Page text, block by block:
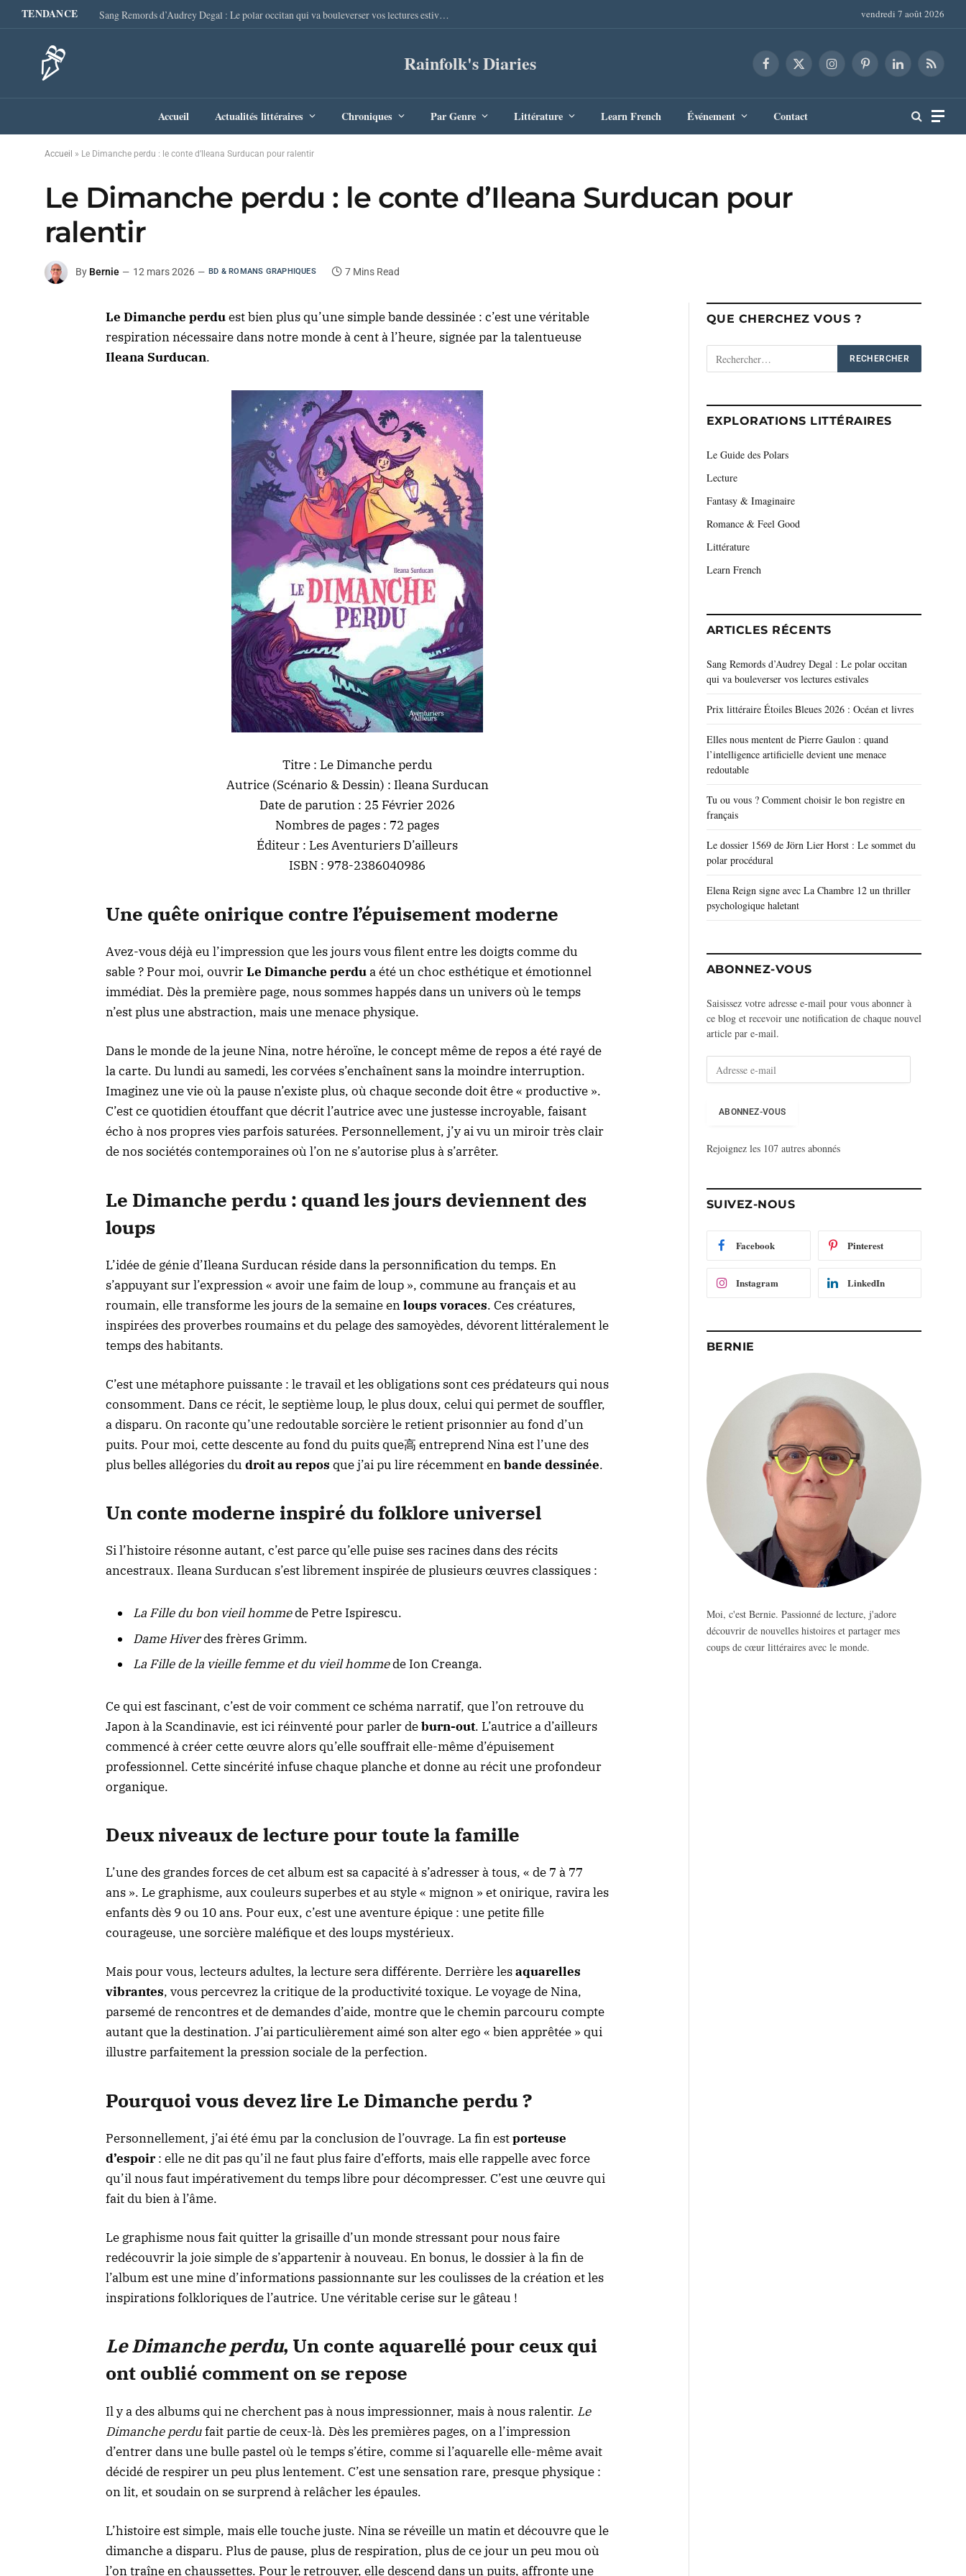
TENDANCE Sang Remords d’Audrey Degal : Le polar occitan qui va bouleverser vos lectures estivales vendredi 7 août 2026
Rainfolk's Diaries Facebook
X
InstagramPinterestLinkedInRSS
Accueil Actualités littéraires Chroniques Par Genre Littérature Learn French Événement Contact
Accueil » Le Dimanche perdu : le conte d’Ileana Surducan pour ralentir
Le Dimanche perdu : le conte d’Ileana Surducan pour
ralentir
By Bernie 12 mars 2026 BD & ROMANS GRAPHIQUES 7 Mins Read
Le Dimanche perduest bien plus qu’une simple bande dessinée : c’est une véritable
respiration nécessaire dans notre monde à cent à l’heure, signée par la talentueuse
Ileana Surducan.
Titre : Le Dimanche perdu
Autrice (Scénario & Dessin) : Ileana Surducan
Date de parution : 25 Février 2026
Nombres de pages : 72 pages
Éditeur : Les Aventuriers D’ailleurs
ISBN : 978-2386040986
Une quête onirique contre l’épuisement moderne
Avez-vous déjà eu l’impression que les jours vous filent entre les doigts comme du
sable ? Pour moi, ouvrirLe Dimanche perdua été un choc esthétique et émotionnel
immédiat. Dès la première page, nous sommes happés dans un univers où le temps
n’est plus une abstraction, mais une menace physique.
Dans le monde de la jeune Nina, notre héroïne, le concept même de repos a été rayé de
la carte. Du lundi au samedi, les corvées s’enchaînent sans la moindre interruption.
Imaginez une vie où la pause n’existe plus, où chaque seconde doit être « productive ».
C’est ce quotidien étouffant que décrit l’autrice avec une justesse incroyable, faisant
écho à nos propres vies parfois saturées. Personnellement, j’y ai vu un miroir très clair
de nos sociétés contemporaines où l’on ne s’autorise plus à s’arrêter.
Le Dimanche perdu : quand les jours deviennent des
loups
L’idée de génie d’Ileana Surducan réside dans la personnification du temps. En
s’appuyant sur l’expression « avoir une faim de loup », commune au français et au
roumain, elle transforme les jours de la semaine enloups voraces. Ces créatures,
inspirées des proverbes roumains et du pelage des samoyèdes, dévorent littéralement le
temps des habitants.
C’est une métaphore puissante : le travail et les obligations sont ces prédateurs qui nous
consomment. Dans ce récit, le septième loup, le plus doux, celui qui permet de souffler,
a disparu. On raconte qu’une redoutable sorcière le retient prisonnier au fond d’un
puits. Pour moi, cette descente au fond du puits que高 entreprend Nina est l’une des
plus belles allégories du droit au repos que j’ai pu lire récemment enbande dessinée.
Un conte moderne inspiré du folklore universel
Si l’histoire résonne autant, c’est parce qu’elle puise ses racines dans des récits
ancestraux. Ileana Surducan s’est librement inspirée de plusieurs œuvres classiques :
La Fille du bon vieil hommede Petre Ispirescu.
Dame Hiverdes frères Grimm.
La Fille de la vieille femme et du vieil hommede Ion Creanga.
Ce qui est fascinant, c’est de voir comment ce schéma narratif, que l’on retrouve du
Japon à la Scandinavie, est ici réinventé pour parler deburn-out. L’autrice a d’ailleurs
commencé à créer cette œuvre alors qu’elle souffrait elle-même d’épuisement
professionnel. Cette sincérité infuse chaque planche et donne au récit une profondeur
organique.
Deux niveaux de lecture pour toute la famille
L’une des grandes forces de cet album est sa capacité à s’adresser à tous, « de 7 à 77
ans ». Le graphisme, aux couleurs superbes et au style « mignon » et onirique, ravira les
enfants dès 9 ou 10 ans. Pour eux, c’est une aventure épique : une petite fille
courageuse, une sorcière maléfique et des loups mystérieux.
Mais pour vous, lecteurs adultes, la lecture sera différente. Derrière lesaquarelles
vibrantes, vous percevrez la critique de la productivité toxique. Le voyage de Nina,
parsemé de rencontres et de demandes d’aide, montre que le chemin parcouru compte
autant que la destination. J’ai particulièrement aimé son alter ego « bien apprêtée » qui
illustre parfaitement la pression sociale de la perfection.
Pourquoi vous devez lire Le Dimanche perdu ?
Personnellement, j’ai été ému par la conclusion de l’ouvrage. La fin estporteuse
d’espoir: elle ne dit pas qu’il ne faut plus faire d’efforts, mais elle rappelle avec force
qu’il nous faut impérativement du temps libre pour décompresser. C’est une œuvre qui
fait du bien à l’âme.
Le graphisme nous fait quitter la grisaille d’un monde stressant pour nous faire
redécouvrir la joie simple de s’appartenir à nouveau. En bonus, le dossier à la fin de
l’album est une mine d’informations passionnante sur les coulisses de la création et les
inspirations folkloriques de l’autrice. Une véritable cerise sur le gâteau !
Le Dimanche perdu, Un conte aquarellé pour ceux qui
ont oublié comment on se repose
Il y a des albums qui ne cherchent pas à nous impressionner, mais à nous ralentir. Le
Dimanche perdufait partie de ceux-là. Dès les premières pages, on a l’impression
d’entrer dans une bulle pastel où le temps s’étire, comme si l’aquarelle elle-même avait
décidé de respirer un peu plus lentement. C’est une sensation rare, presque physique :
on lit, et soudain on se surprend à relâcher les épaules.
L’histoire est simple, mais elle touche juste. Nina se réveille un matin et découvre que le
dimanche a disparu. Plus de pause, plus de respiration, plus de ce jour un peu mou où
l’on traîne en chaussettes. Pour le retrouver, elle descend dans un puits, affronte une
QUE CHERCHEZ VOUS ?
EXPLORATIONS LITTÉRAIRES
Le Guide des Polars
Lecture
Fantasy & Imaginaire
Romance & Feel Good
Littérature
Learn French
ARTICLES RÉCENTS
Sang Remords d’Audrey Degal : Le polar occitan
qui va bouleverser vos lectures estivales
Prix littéraire Étoiles Bleues 2026 : Océan et livres
Elles nous mentent de Pierre Gaulon : quand
l’intelligence artificielle devient une menace
redoutable
Tu ou vous ? Comment choisir le bon registre en
français
Le dossier 1569 de Jörn Lier Horst : Le sommet du
polar procédural
Elena Reign signe avec La Chambre 12 un thriller
psychologique haletant
ABONNEZ-VOUS
Saisissez votre adresse e-mail pour vous abonner à
ce blog et recevoir une notification de chaque nouvel
article par e-mail.
e
m
a
ABONNEZ-VOUS
Rejoignez les 107 autres abonnés
SUIVEZ-NOUS
Facebook Pinterest
Instagram LinkedIn
BERNIE
Moi, c'est Bernie. Passionné de lecture, j'adore
découvrir de nouvelles histoires et partager mes
coups de cœur littéraires avec le monde.